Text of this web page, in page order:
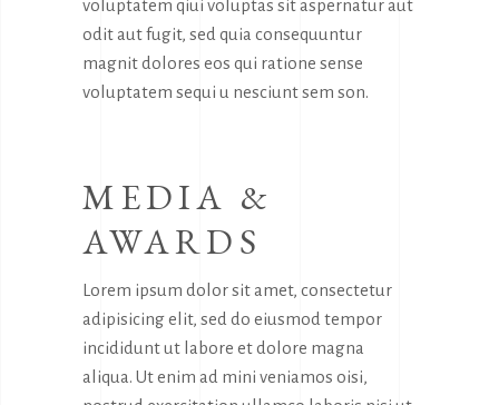
voluptatem qiui voluptas sit aspernatur aut
odit aut fugit, sed quia consequuntur
magnit dolores eos qui ratione sense
voluptatem sequi u nesciunt sem son.
MEDIA &
AWARDS
Lorem ipsum dolor sit amet, consectetur
adipisicing elit, sed do eiusmod tempor
incididunt ut labore et dolore magna
aliqua. Ut enim ad mini veniamos oisi,